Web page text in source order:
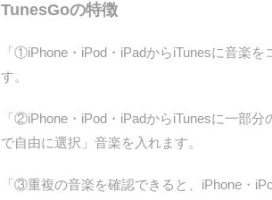
TunesGoの特徴
「①iPhone・iPod・iPadからiTunesに音楽
す。
「②iPhone・iPod・iPadからiTunesに一部
で自由に選択」音楽を入れます。
「③重複の音楽を確認できると、iPhone・